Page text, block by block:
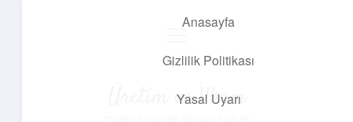
Anasayfa
Gizlilik Politikası
Yasal Uyarı
Üretim ve İlham